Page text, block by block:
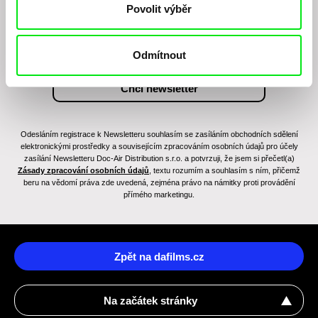
Povolit výběr
Odmítnout
Odesláním registrace k Newsletteru souhlasím se zasíláním obchodních sdělení
elektronickými prostředky a souvisejícím zpracováním osobních údajů pro účely
zasílání Newsletteru Doc-Air Distribution s.r.o. a potvrzuji, že jsem si přečetl(a)
Zásady zpracování osobních údajů , textu rozumím a souhlasím s ním, přičemž
beru na vědomí práva zde uvedená, zejména právo na námitky proti provádění
přímého marketingu.
Zpět na dafilms.cz
Na začátek stránky